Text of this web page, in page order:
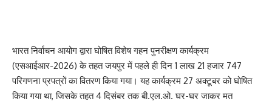
भारत निर्वाचन आयोग द्वारा घोषित विशेष गहन पुनरीक्षण कार्यक्रम
(एसआईआर-2026) के तहत जयपुर में पहले ही दिन 1 लाख 21 हजार 747
परिगणना प्रपत्रों का वितरण किया गया। यह कार्यक्रम 27 अक्टूबर को घोषित
किया गया था, जिसके तहत 4 दिसंबर तक बी.एल.ओ. घर-घर जाकर मत